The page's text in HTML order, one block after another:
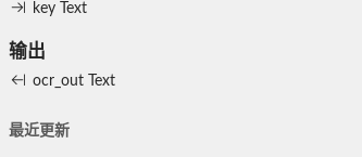
key
Text
输出
ocr_out Text
最近更新